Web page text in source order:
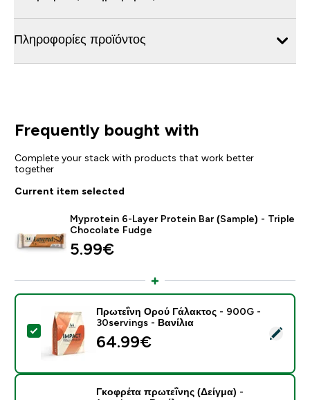
Πληροφορίες προϊόντος
Frequently bought with
Complete your stack with products that work better
together
Current item selected
Myprotein 6-Layer Protein Bar (Sample) - Triple
Chocolate Fudge
5.99€‎
Select this product - Πρωτεΐνη Ορού Γάλακτος -
Πρωτεΐνη Ορού Γάλακτος - 900G -
30servings - Βανίλια
64.99€‎
Γκοφρέτα πρωτεΐνης (Δείγμα) -